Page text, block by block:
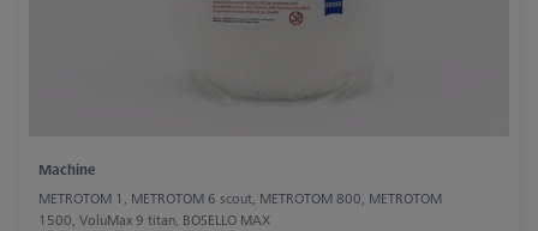
Machine
METROTOM 1, METROTOM 6 scout, METROTOM 800, METROTOM
1500, VoluMax 9 titan, BOSELLO MAX